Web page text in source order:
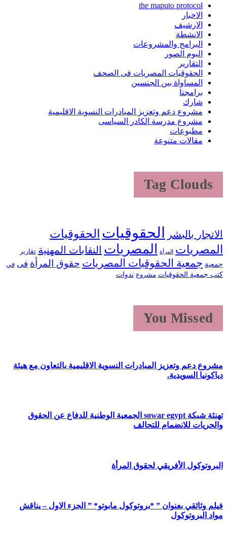
the maputo protocol
الاخبار
الارشيف
الانشطة
البرامج والمشروعات
البوم الصور
التقارير
الحقوقيات المصريات فى الصحف
المساواة بين الجنسين
برامجنا
شارك
مشروع دعم وتعزيز المبادرات النسوية الاقليمية
مشروع مدرسة الكادر السياسى
مطبوعات
مقالات متنوعة
Tag Clouds
الاتجار بالبشر الحقوقيات الحقوقيات
المصريات
المرأة المصريات النقابات المهنية تقارير
جمعية جمعية الحقوقيات المصريات حقوق المرأة فى في
كتب جمعية الحقوقيات مشروع ندوات
You Missed
مشروع دعم وتعزيز المبادرات النسوية الاقليمية بالتعاون مع هيئة
دياكونيا السويدية.
تهنئة شبكة sowar egypt الجمعية الوطنية للدفاع عن الحقوق
والحريات للانضمام للتحالف
البروتوكول الأفريقي لحقوق المرأة
فيلم وثائقي بعنوان ” *بروتوكول مابوتو* ” الجزء الاول – يناقش
مواد البروتوكول